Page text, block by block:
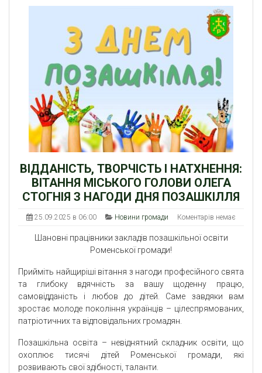
ВІДДАНІСТЬ, ТВОРЧІСТЬ І НАТХНЕННЯ:
ВІТАННЯ МІСЬКОГО ГОЛОВИ ОЛЕГА
СТОГНІЯ З НАГОДИ ДНЯ ПОЗАШКІЛЛЯ
25.09.2025 в 06:00 Новини громади Коментарів немає
Шановні працівники закладів позашкільної освіти
Роменської громади!
Прийміть найщиріші вітання з нагоди професійного свята
та глибоку вдячність за вашу щоденну працю,
самовідданість і любов до дітей. Саме завдяки вам
зростає молоде покоління українців – цілеспрямованих,
патріотичних та відповідальних громадян.
Позашкільна освіта – невіднятний складник освіти, що
охоплює тисячі дітей Роменської громади, які
розвивають свої здібності, таланти.